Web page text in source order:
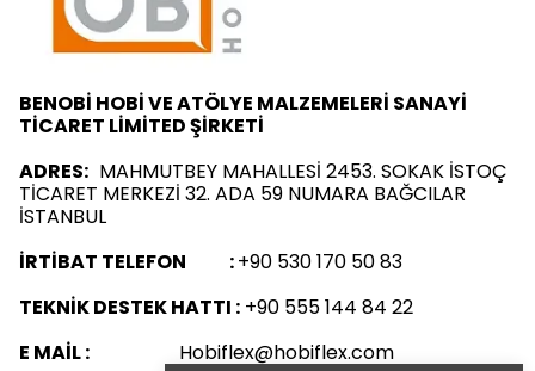
BENOBİ HOBİ VE ATÖLYE MALZEMELERİ SANAYİ
TİCARET LİMİTED ŞİRKETİ
ADRES: MAHMUTBEY MAHALLESİ 2453. SOKAK İSTOÇ
TİCARET MERKEZİ 32. ADA 59 NUMARA BAĞCILAR
İSTANBUL
İRTİBAT TELEFON :+90 530 170 50 83
TEKNİK DESTEK HATTI : +90 555 144 84 22
E MAİL : Hobiflex@hobiflex.com